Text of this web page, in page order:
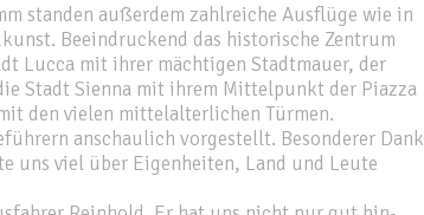
standen außerdem zahlreiche Ausflüge wie in
Beeindruckend das historische Zentrum
Lucca mit ihrer mächtigen Stadtmauer, der
Stadt Sienna mit ihrem Mittelpunkt der Piazza
den vielen mittelalterlichen Türmen.
anschaulich vorgestellt. Besonderer Dank
uns viel über Eigenheiten, Land und Leute